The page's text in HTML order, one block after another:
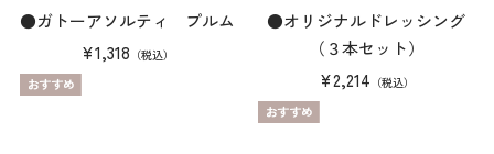
●ガトーアソルティ プルム
¥1,318 （税込）
●オリジナルドレッシング
（３本セット）
¥2,214 （税込）